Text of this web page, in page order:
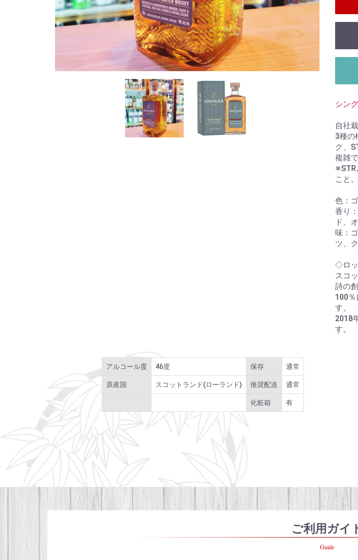
シン
自社
3種の
ク、
複雑
※STR
こと。
色：
香り
ド、
味：
ツ、
◇ロ
スコ
詩の
100
す。
2018
す。
アルコール度 46度 保存 通常
原産国 スコットランド(ローランド) 推奨配送 通常
化粧箱 有
ご利用ガイ
Guide